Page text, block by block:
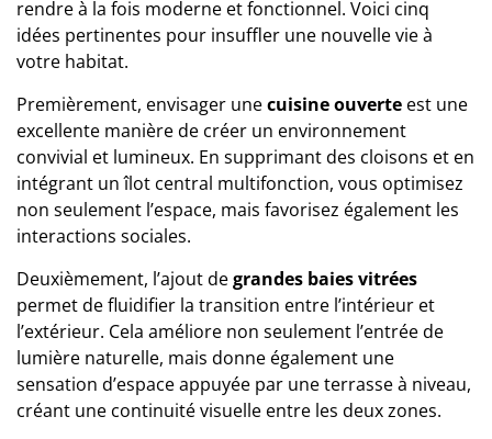
rendre à la fois moderne et fonctionnel. Voici cinq
idées pertinentes pour insuffler une nouvelle vie à
votre habitat.
Premièrement, envisager unecuisine ouverte est une
excellente manière de créer un environnement
convivial et lumineux. En supprimant des cloisons et en
intégrant un îlot central multifonction, vous optimisez
non seulement l’espace, mais favorisez également les
interactions sociales.
Deuxièmement, l’ajout degrandes baies vitrées
permet de fluidifier la transition entre l’intérieur et
l’extérieur. Cela améliore non seulement l’entrée de
lumière naturelle, mais donne également une
sensation d’espace appuyée par une terrasse à niveau,
créant une continuité visuelle entre les deux zones.